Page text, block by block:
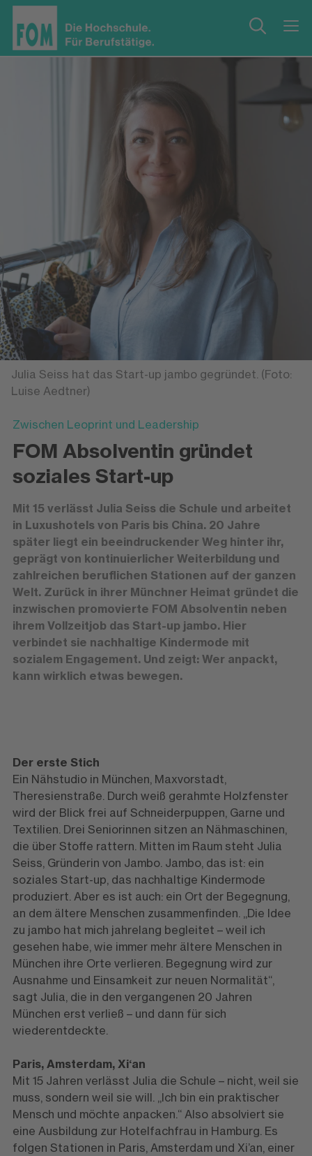
Julia Seiss hat das Start-up jambo gegründet. (Foto:
Luise Aedtner)
Zwischen Leoprint und Leadership
FOM Absolventin gründet
soziales Start-up
Mit 15 verlässt Julia Seiss die Schule und arbeitet
in Luxushotels von Paris bis China. 20 Jahre
später liegt ein beeindruckender Weg hinter ihr,
geprägt von kontinuierlicher Weiterbildung und
zahlreichen beruflichen Stationen auf der ganzen
Welt. Zurück in ihrer Münchner Heimat gründet die
inzwischen promovierte FOM Absolventin neben
ihrem Vollzeitjob das Start-up jambo. Hier
verbindet sie nachhaltige Kindermode mit
sozialem Engagement. Und zeigt: Wer anpackt,
kann wirklich etwas bewegen.
Der erste Stich
Ein Nähstudio in München, Maxvorstadt,
Theresienstraße. Durch weiß gerahmte Holzfenster
wird der Blick frei auf Schneiderpuppen, Garne und
Textilien. Drei Seniorinnen sitzen an Nähmaschinen,
die über Stoffe rattern. Mitten im Raum steht Julia
Seiss, Gründerin von Jambo. Jambo, das ist: ein
soziales Start-up, das nachhaltige Kindermode
produziert. Aber es ist auch: ein Ort der Begegnung,
an dem ältere Menschen zusammenfinden. „Die Idee
zu jambo hat mich jahrelang begleitet – weil ich
gesehen habe, wie immer mehr ältere Menschen in
München ihre Orte verlieren. Begegnung wird zur
Ausnahme und Einsamkeit zur neuen Normalität“,
sagt Julia, die in den vergangenen 20 Jahren
München erst verließ – und dann für sich
wiederentdeckte.
Paris, Amsterdam, Xi‘an
Mit 15 Jahren verlässt Julia die Schule – nicht, weil sie
muss, sondern weil sie will. „Ich bin ein praktischer
Mensch und möchte anpacken.“ Also absolviert sie
eine Ausbildung zur Hotelfachfrau in Hamburg. Es
folgen Stationen in Paris, Amsterdam und Xi’an, einer